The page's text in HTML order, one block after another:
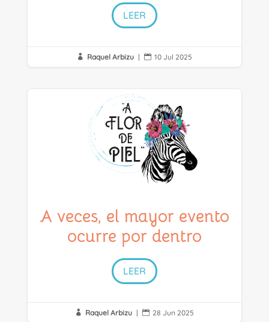
LEER
 Raquel Arbizu |  10 Jul 2025
A veces, el mayor evento
ocurre por dentro
LEER
 Raquel Arbizu |  28 Jun 2025